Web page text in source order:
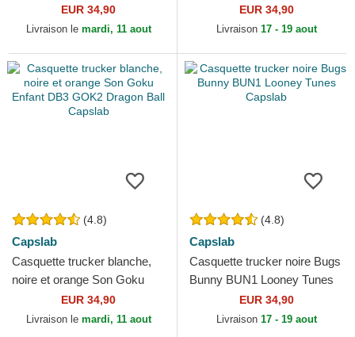
Help! REL Scooby-Doo
Capslab
EUR 34,90
Livraison le mardi, 11 aout
Machine SD3 VAN Scooby-
Doo Capslab
EUR 34,90
Livraison 17 - 19 aout
(4.8)
Capslab
Casquette trucker blanche,
noire et orange Son Goku
Enfant DB3 GOK2 Dragon
Ball Capslab
EUR 34,90
Livraison le mardi, 11 aout
(4.8)
Capslab
Casquette trucker noire Bugs
Bunny BUN1 Looney Tunes
EUR 34,90
Livraison 17 - 19 aout